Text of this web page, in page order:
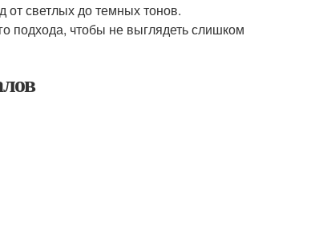
от светлых до темных тонов.
подхода, чтобы не выглядеть слишком